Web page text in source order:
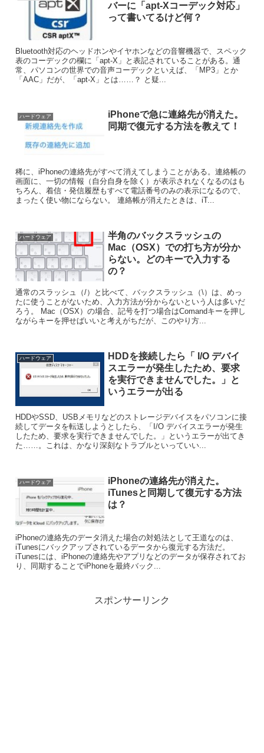
バーに「apt-Xコーデック対応」
って書いてるけど何？
Bluetooth対応のヘッドホンやイヤホンなどの音響機器で、スペック
表のコーデックの欄に「apt-X」と表記されていることがある。通
常、パソコンの世界での音声コーデックといえば、「MP3」とか
「AAC」だが、「apt-X」とは……？ と疑...
ハードウェア
iPhoneで急に連絡先が消えた。
同期で復元する方法を教えて！
稀に、iPhoneの連絡先がすべて消えてしまうことがある。連絡帳の
画面に、一切の情報（自分自身を除く）が表示されなくなるのはも
ちろん、着信・発信履歴もすべて電話番号のみの表示になるので、
まったく使い物にならない。 連絡帳が消えたときは、iT...
ハードウェア
半角のバックスラッシュの
Mac（OSX）での打ち方が分か
らない。どのキーで入力する
の？
通常のスラッシュ（/）と比べて、バックスラッシュ（\）は、めっ
たに使うことがないため、入力方法が分からないという人は多いだ
ろう。 Mac（OSX）の場合、記号を打つ場合はComandキーを押し
ながらキーを押せばいいと考えがちだが、このやり方...
ハードウェア
HDDを接続したら「 I/O デバイ
スエラーが発生したため、要求
を実行できませんでした。」と
いうエラーが出る
HDDやSSD、USBメモリなどのストレージデバイスをパソコンに接
続してデータを転送しようとしたら、「I/O デバイスエラーが発生
したため、要求を実行できませんでした。」というエラーが出てき
た……。これは、かなり深刻なトラブルといっていい...
ハードウェア
iPhoneの連絡先が消えた。
iTunesと同期して復元する方法
は？
iPhoneの連絡先のデータ消えた場合の対処法として王道なのは、
iTunesにバックアップされているデータから復元する方法だ。
iTunesには、iPhoneの連絡先やアプリなどのデータが保存されてお
り、同期することでiPhoneを最終バック...
スポンサーリンク